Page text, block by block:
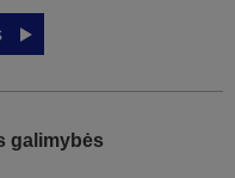
galimybės